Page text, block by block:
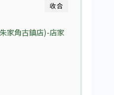
收合
家角古鎮店)-店家